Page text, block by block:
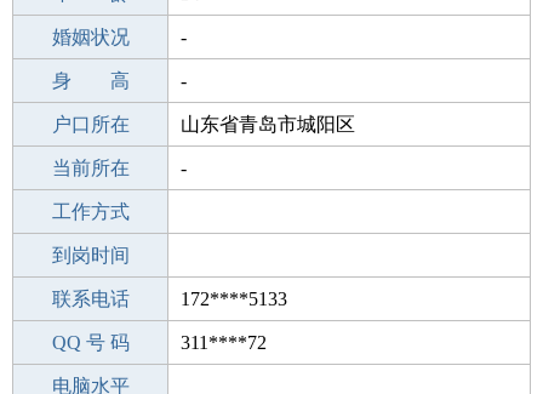
出生年月 1992-05-30
婚姻状况 -
学 历 成人教育
身 高 -
毕业学校 北票市残疾人职业技术培训中心
户口所在 山东省青岛市城阳区
所学专业 -
当前所在 -
工作经验
工作方式
驾 照
到岗时间
期望月薪
联系电话 172****5133
手机号码 172****5133
QQ 号 码 311****72
微信号码
电脑水平